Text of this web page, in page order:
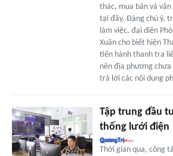
thác, mua bán và
tại đây. Đáng chú ý,
làm việc, đại diện
Xuân cho biết hiện
tiến hành thanh tra
nên địa phương
trả lời các nội dung
Tập trung đầu
thống lưới điện
Thời gian qua, công